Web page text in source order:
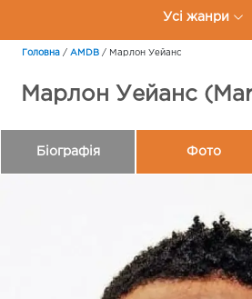
Усі жанри
Головна / AMDB / Марлон Уейанс
Марлон Уейанс
Біографія Фото